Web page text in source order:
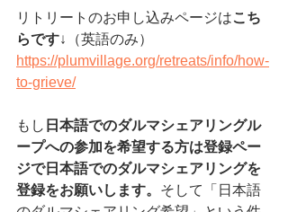
リトリートのお申し込みページはこち
らです↓（英語のみ）
https://plumvillage.org/retreats/info/how-
to-grieve/
もし 日本語でのダルマシェアリングル
ープへの参加を希望する方は登録ペー
ジで日本語でのダルマシェアリングを
登録をお願いします。 そして「日本語